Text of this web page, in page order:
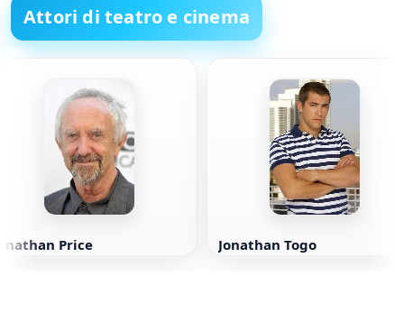
Attori di teatro e cinema
Price Jonathan Togo